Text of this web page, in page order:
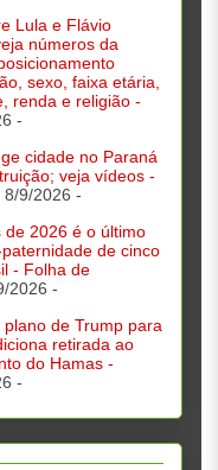
Lula e Flávio
números da
sexo, faixa etária,
renda e religião -
-
cidade no Paraná
veja vídeos -
8/9/2026 -
de 2026 é o último
de cinco
- Folha de
2026 -
plano de Trump para
retirada ao
do Hamas -
-